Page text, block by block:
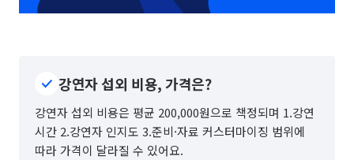
강연자 섭외 비용, 가격은?
강연자 섭외 비용은 평균 200,000원으로 책정되며 1.강연
시간 2.강연자 인지도 3.준비·자료 커스터마이징 범위에
따라 가격이 달라질 수 있어요.